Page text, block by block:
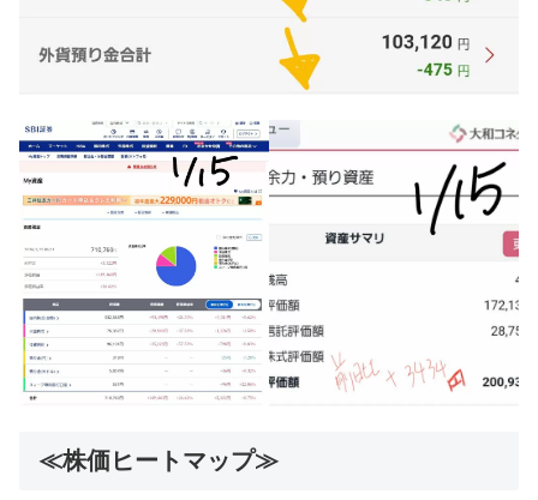
≪株価ヒートマップ≫